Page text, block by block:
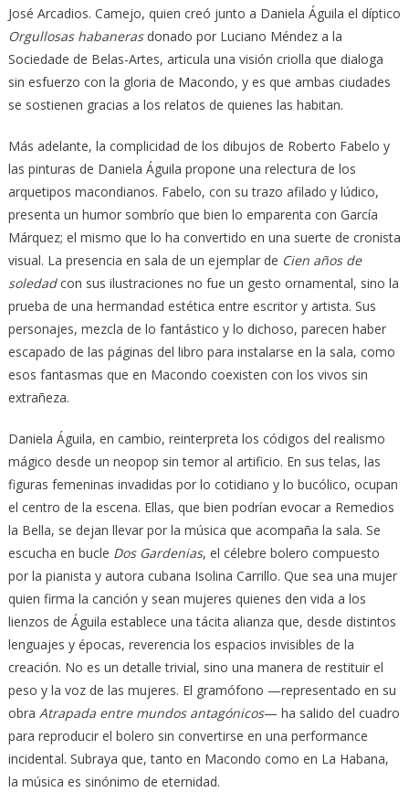
José Arcadios. Camejo, quien creó junto a Daniela Águila el díptico
Orgullosas habanerasdonado por Luciano Méndez a la
Sociedade de Belas-Artes, articula una visión criolla que dialoga
sin esfuerzo con la gloria de Macondo, y es que ambas ciudades
se sostienen gracias a los relatos de quienes las habitan.
Más adelante, la complicidad de los dibujos de Roberto Fabelo y
las pinturas de Daniela Águila propone una relectura de los
arquetipos macondianos. Fabelo, con su trazo afilado y lúdico,
presenta un humor sombrío que bien lo emparenta con García
Márquez; el mismo que lo ha convertido en una suerte de cronista
visual. La presencia en sala de un ejemplar de Cien años de
soledadcon sus ilustraciones no fue un gesto ornamental, sino la
prueba de una hermandad estética entre escritor y artista. Sus
personajes, mezcla de lo fantástico y lo dichoso, parecen haber
escapado de las páginas del libro para instalarse en la sala, como
esos fantasmas que en Macondo coexisten con los vivos sin
extrañeza.
Daniela Águila, en cambio, reinterpreta los códigos del realismo
mágico desde un neopop sin temor al artificio. En sus telas, las
figuras femeninas invadidas por lo cotidiano y lo bucólico, ocupan
el centro de la escena. Ellas, que bien podrían evocar a Remedios
la Bella, se dejan llevar por la música que acompaña la sala. Se
escucha en bucle Dos Gardenias, el célebre bolero compuesto
por la pianista y autora cubana Isolina Carrillo. Que sea una mujer
quien firma la canción y sean mujeres quienes den vida a los
lienzos de Águila establece una tácita alianza que, desde distintos
lenguajes y épocas, reverencia los espacios invisibles de la
creación. No es un detalle trivial, sino una manera de restituir el
peso y la voz de las mujeres. El gramófono —representado en su
obra Atrapada entre mundos antagónicos— ha salido del cuadro
para reproducir el bolero sin convertirse en una performance
incidental. Subraya que, tanto en Macondo como en La Habana,
la música es sinónimo de eternidad.